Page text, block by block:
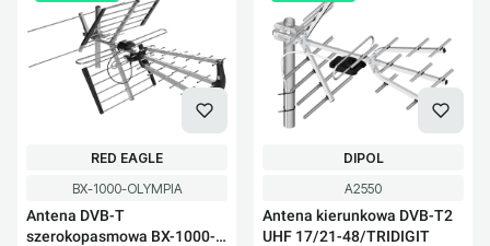
Kod produktu
BX-1000-OLYMPIA
Antena DVB-T
szerokopasmowa BX-1000-
PRODUCENT
RED EAGLE
Kod produktu
A2550
Antena kierunkowa DVB-T2
UHF 17/21-48/TRIDIGIT
PRODUCENT
DIPOL